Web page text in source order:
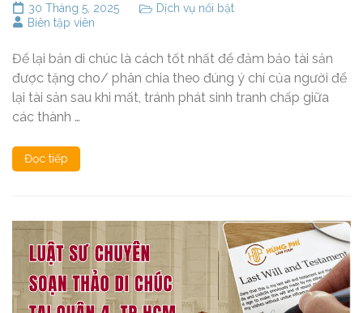
30 Tháng 5, 2025
Dịch vụ nổi bật
Biên tập viên
Để lại bản di chúc là cách tốt nhất để đảm bảo tài sản
được tặng cho/ phân chia theo đúng ý chí của người để
lại tài sản sau khi mất, tránh phát sinh tranh chấp giữa
các thành …
Đọc tiếp